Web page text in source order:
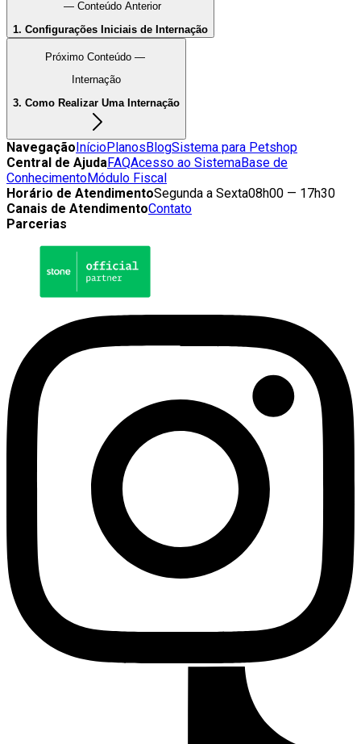
— Conteúdo Anterior
1. Configurações Iniciais de Internação
Próximo Conteúdo —
Internação
3. Como Realizar Uma Internação
NavegaçãoInícioPlanosBlogSistema para Petshop
Central de AjudaFAQAcesso ao SistemaBase de
ConhecimentoMódulo Fiscal
Horário de AtendimentoSegunda a Sexta08h00 — 17h30
Canais de AtendimentoContato
Parcerias